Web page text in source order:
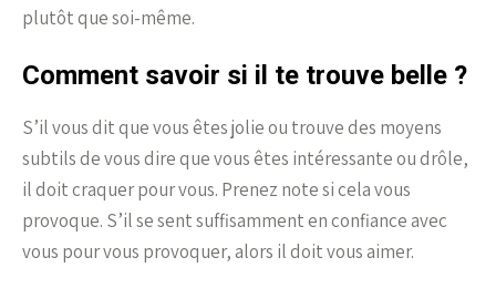
plutôt que soi-même.
Comment savoir si il te trouve belle ?
S’il vous dit que vous êtes jolie ou trouve des moyens
subtils de vous dire que vous êtes intéressante ou drôle,
il doit craquer pour vous. Prenez note si cela vous
provoque. S’il se sent suffisamment en confiance avec
vous pour vous provoquer, alors il doit vous aimer.